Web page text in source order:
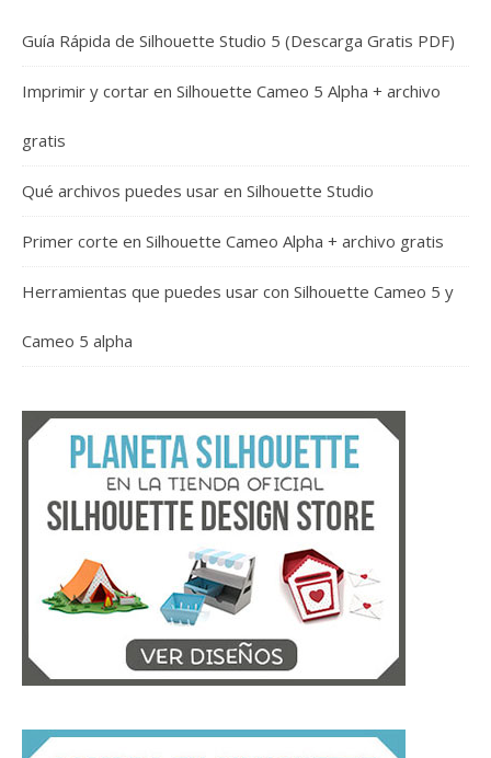
Guía Rápida de Silhouette Studio 5 (Descarga Gratis PDF)
Imprimir y cortar en Silhouette Cameo 5 Alpha + archivo
gratis
Qué archivos puedes usar en Silhouette Studio
Primer corte en Silhouette Cameo Alpha + archivo gratis
Herramientas que puedes usar con Silhouette Cameo 5 y
Cameo 5 alpha